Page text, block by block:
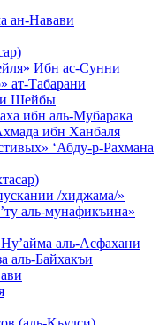
ан-Навави
Ибн ас-Сунни
ат-Табарани
Шейбы
ибн аль-Мубарака
ибн Ханбаля
‘Абду-р-Рахмана
/хиджама/»
аль-мунафикъина»
аль-Асфахани
аль-Байхакъи